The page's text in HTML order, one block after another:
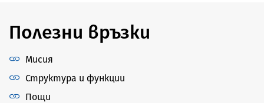
Полезни връзки
Мисия
Структура и функции
Пощи